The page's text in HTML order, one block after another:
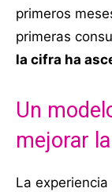
primeros
primeras
la cifra ha
Un
mejorar
La